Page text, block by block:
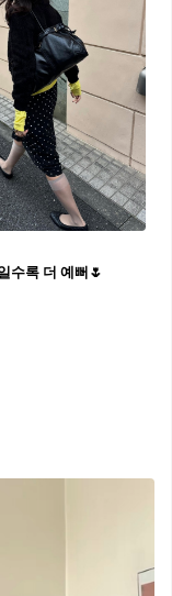
수록 더 예뻐🌷